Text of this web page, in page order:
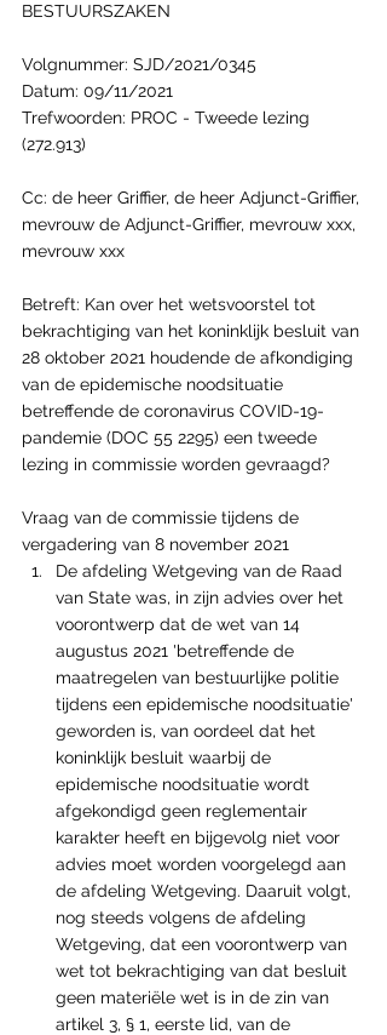
BESTUURSZAKEN
Volgnummer: SJD/2021/0345
Datum: 09/11/2021
Trefwoorden: PROC - Tweede lezing
(272.913)
Cc: de heer Griffier, de heer Adjunct-Griffier,
mevrouw de Adjunct-Griffier, mevrouw xxx,
mevrouw xxx
Betreft: Kan over het wetsvoorstel tot
bekrachtiging van het koninklijk besluit van
28 oktober 2021 houdende de afkondiging
van de epidemische noodsituatie
betreffende de coronavirus COVID-19-
pandemie (DOC 55 2295) een tweede
lezing in commissie worden gevraagd?
Vraag van de commissie tijdens de
vergadering van 8 november 2021
De afdeling Wetgeving van de Raad
van State was, in zijn advies over het
voorontwerp dat de wet van 14
augustus 2021 'betreffende de
maatregelen van bestuurlijke politie
tijdens een epidemische noodsituatie'
geworden is, van oordeel dat het
koninklijk besluit waarbij de
epidemische noodsituatie wordt
afgekondigd geen reglementair
karakter heeft en bijgevolg niet voor
advies moet worden voorgelegd aan
de afdeling Wetgeving. Daaruit volgt,
nog steeds volgens de afdeling
Wetgeving, dat een voorontwerp van
wet tot bekrachtiging van dat besluit
geen materiële wet is in de zin van
artikel 3, § 1, eerste lid, van de